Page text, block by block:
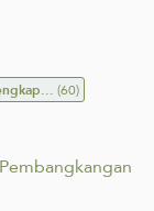
(60)
Pembangkangan